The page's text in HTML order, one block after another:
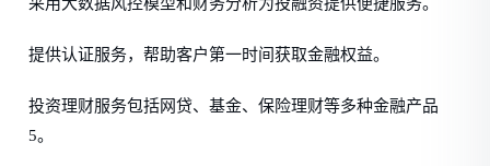
提供认证服务，帮助客户第一时间获取金融权益。
投资理财服务包括网贷、基金、保险理财等多种金融产品
5。